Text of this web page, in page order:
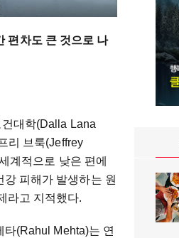
편차도 큰 것으로 나
대학(Dalla Lana
리 브룩(Jeffrey
계적으로 낮은 편에
피해가 발생하는 원
라고 지적했다.
(Rahul Mehta)는 연